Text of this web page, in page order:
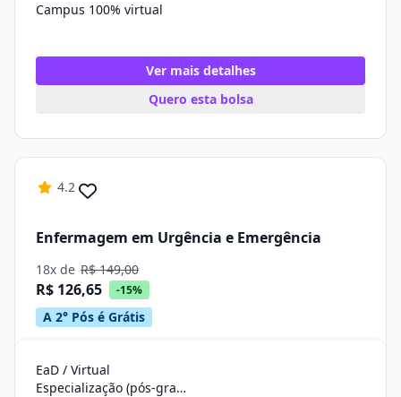
Campus 100% virtual
Ver mais detalhes
Quero esta bolsa
4.2
Enfermagem em Urgência e Emergência
18x de R$ 149,00
R$ 126,65 -15%
A 2° Pós é Grátis
EaD / Virtual
Especialização (pós-graduação)